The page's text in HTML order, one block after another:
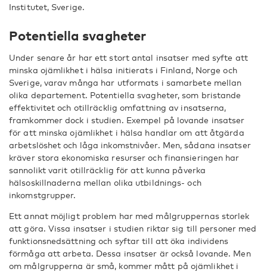
Institutet, Sverige.
Potentiella svagheter
Under senare år har ett stort antal insatser med syfte att
minska ojämlikhet i hälsa initierats i Finland, Norge och
Sverige, varav många har utformats i samarbete mellan
olika departement. Potentiella svagheter, som bristande
effektivitet och otillräcklig omfattning av insatserna,
framkommer dock i studien. Exempel på lovande insatser
för att minska ojämlikhet i hälsa handlar om att åtgärda
arbetslöshet och låga inkomstnivåer. Men, sådana insatser
kräver stora ekonomiska resurser och finansieringen har
sannolikt varit otillräcklig för att kunna påverka
hälsoskillnaderna mellan olika utbildnings- och
inkomstgrupper.
Ett annat möjligt problem har med målgruppernas storlek
att göra. Vissa insatser i studien riktar sig till personer med
funktionsnedsättning och syftar till att öka individens
förmåga att arbeta. Dessa insatser är också lovande. Men
om målgrupperna är små, kommer mått på ojämlikhet i